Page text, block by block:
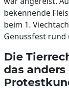
bekennende
beim 1.
Genussfest rund
Die
das